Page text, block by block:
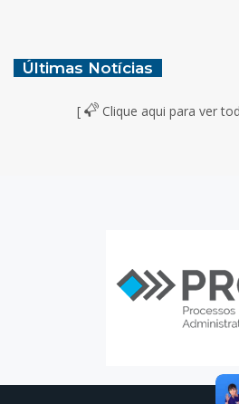
Últimas Notícias
[ Clique aqui para ver